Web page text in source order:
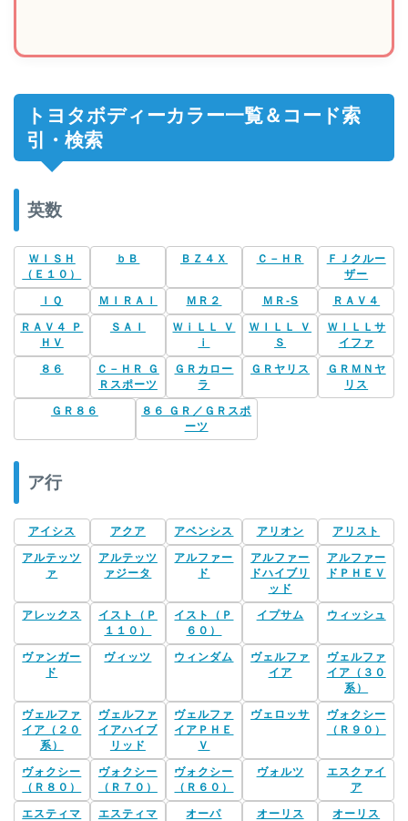
トヨタボディーカラー一覧＆コード索
引・検索
英数
ＷＩＳＨ
（Ｅ１０）
ｂＢ ＢＺ４Ｘ Ｃ－ＨＲ
ＦＪクルー
ザー
ＩＱ ＭＩＲＡＩ ＭＲ２ ＭＲ-S ＲＡＶ４
ＲＡＶ４ Ｐ
ＨＶ
ＳＡＩ
ＷｉＬＬ Ｖ
ｉ
ＷＩＬＬ Ｖ
Ｓ
ＷＩＬＬサ
イファ
８６
Ｃ－ＨＲ Ｇ
Ｒスポーツ
ＧＲカロー
ラ
ＧＲヤリス
ＧＲＭＮヤ
リス
ＧＲ８６
８６ ＧＲ／ＧＲスポ
ーツ
ア行
アイシス アクア アベンシス アリオン アリスト
アルテッツ
ァ
アルテッツ
ァジータ
アルファー
ド
アルファー
ドハイブリ
ッド
アルファー
ドＰＨＥＶ
アレックス
イスト（Ｐ
１１０）
イスト（Ｐ
６０）
イプサム ウィッシュ
ヴァンガー
ド
ヴィッツ ウィンダム
ヴェルファ
イア
ヴェルファ
イア（３０
系）
ヴェルファ
イア（２０
系）
ヴェルファ
イアハイブ
リッド
ヴェルファ
イアＰＨＥ
Ｖ
ヴェロッサ
ヴォクシー
（Ｒ９０）
ヴォクシー
（Ｒ８０）
ヴォクシー
（Ｒ７０）
ヴォクシー
（Ｒ６０）
ヴォルツ
エスクァイ
ア
エスティマ
エスティマ
オーパ オーリス
オーリス